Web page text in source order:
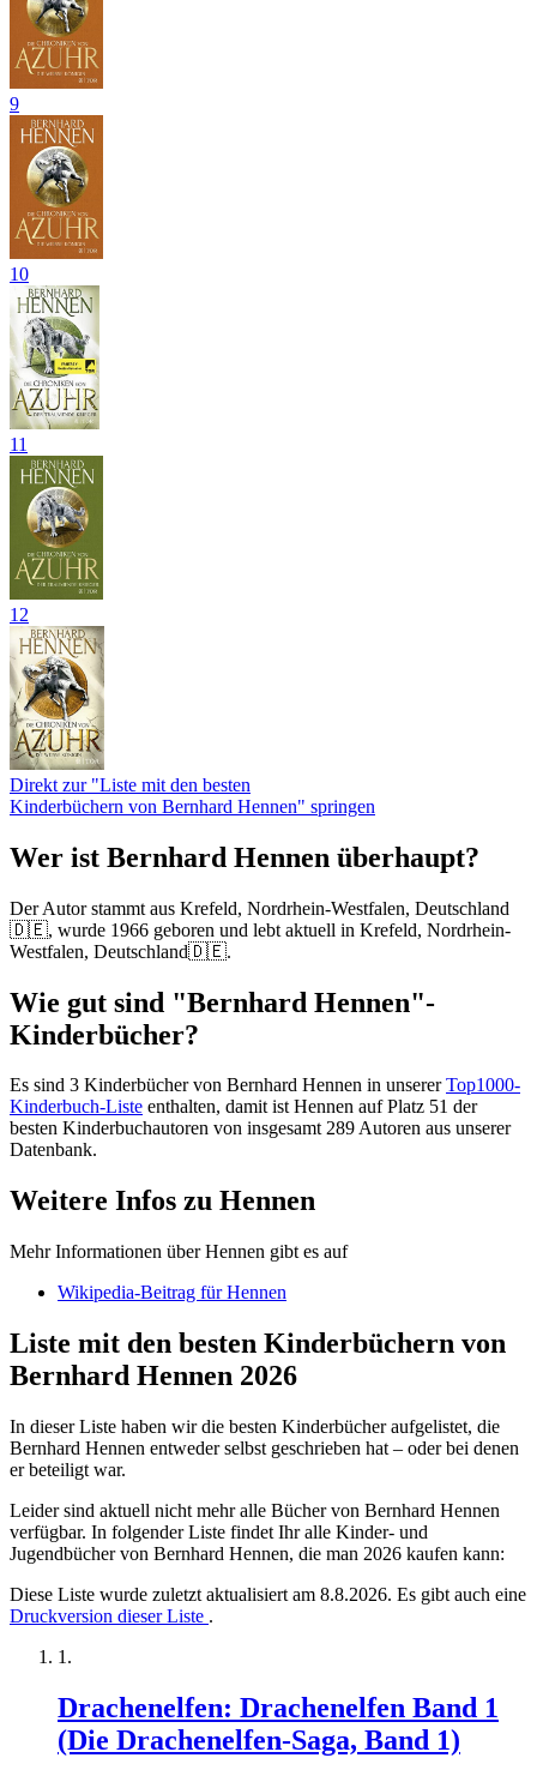
9
10
11
12
Direkt zur "Liste mit den besten
Kinderbüchern von Bernhard Hennen" springen
Wer ist Bernhard Hennen überhaupt?
Der Autor stammt aus Krefeld, Nordrhein-Westfalen, Deutschland
🇩🇪, wurde 1966 geboren und lebt aktuell in Krefeld, Nordrhein-
Westfalen, Deutschland🇩🇪.
Wie gut sind "Bernhard Hennen"-
Kinderbücher?
Es sind 3 Kinderbücher von Bernhard Hennen in unsererTop1000-
Kinderbuch-Liste enthalten, damit ist Hennen auf Platz 51 der
besten Kinderbuchautoren von insgesamt 289 Autoren aus unserer
Datenbank.
Weitere Infos zu Hennen
Mehr Informationen über Hennen gibt es auf
Wikipedia-Beitrag für Hennen
Liste mit den besten Kinderbüchern von
Bernhard Hennen 2026
In dieser Liste haben wir die besten Kinderbücher aufgelistet, die
Bernhard Hennen entweder selbst geschrieben hat – oder bei denen
er beteiligt war.
Leider sind aktuell nicht mehr alle Bücher von Bernhard Hennen
verfügbar. In folgender Liste findet Ihr alle Kinder- und
Jugendbücher von Bernhard Hennen, die man 2026 kaufen kann:
Diese Liste wurde zuletzt aktualisiert am 8.8.2026. Es gibt auch eine
Druckversion dieser Liste .
Drachenelfen: Drachenelfen Band 1
(Die Drachenelfen-Saga, Band 1)